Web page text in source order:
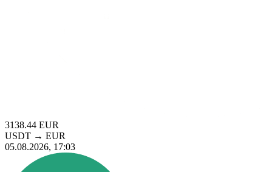
3138.44 EUR
USDT → EUR
05.08.2026, 17:03